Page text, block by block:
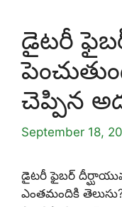
డైటరీ
చెప్పిన
September 18,
డైటరీ ఫైబర్
ఎంతమందికి